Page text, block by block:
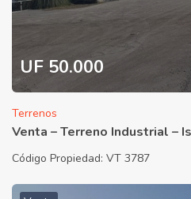
UF 50.000
Terrenos
Venta – Terreno Industrial –
Código Propiedad: VT 3787